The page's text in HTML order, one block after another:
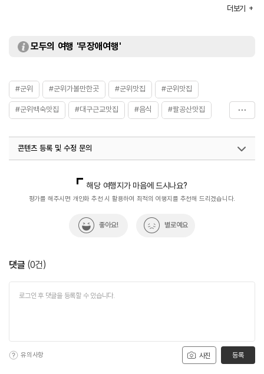
더보기
모두의 여행 '무장애여행'
#군위 #군위가볼만한곳 #군위맛집 #군위맛집
#군위백숙맛집 #대구근교맛집 #음식 #팔공산맛집
콘텐츠 등록 및 수정 문의
해당 여행지가 마음에 드시나요?
평가를 해주시면 개인화 추천 시 활용하여 최적의 여행지를 추천해 드리겠습니다.
좋아요! 별로예요
댓글 (0건)
사진
유의사항 등록